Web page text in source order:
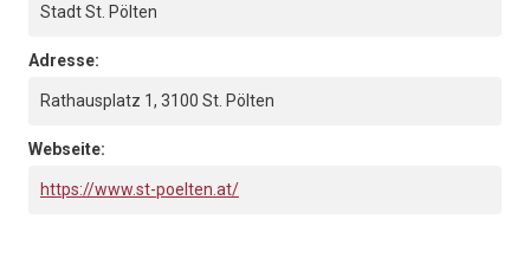
Stadt St. Pölten
Adresse:
Rathausplatz 1, 3100 St. Pölten
Webseite:
https://www.st-poelten.at/